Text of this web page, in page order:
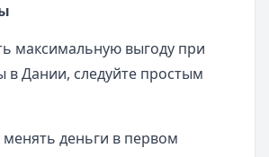
максимальную выгоду при
в Дании, следуйте простым
деньги в первом